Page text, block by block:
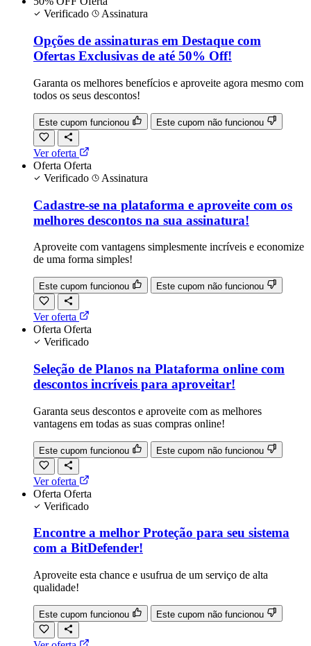
Verificado
Assinatura
Opções de assinaturas em Destaque com
Ofertas Exclusivas de até 50% Off!
Garanta os melhores benefícios e aproveite agora mesmo com
todos os seus descontos!
Este cupom funcionou Este cupom não funcionou
Ver oferta
Oferta Oferta
Verificado
Assinatura
Cadastre-se na plataforma e aproveite com os
melhores descontos na sua assinatura!
Aproveite com vantagens simplesmente incríveis e economize
de uma forma simples!
Este cupom funcionou Este cupom não funcionou
Ver oferta
Oferta Oferta
Verificado
Seleção de Planos na Plataforma online com
descontos incríveis para aproveitar!
Garanta seus descontos e aproveite com as melhores
vantagens em todas as suas compras online!
Este cupom funcionou Este cupom não funcionou
Ver oferta
Oferta Oferta
Verificado
Encontre a melhor Proteção para seu sistema
com a BitDefender!
Aproveite esta chance e usufrua de um serviço de alta
qualidade!
Este cupom funcionou Este cupom não funcionou